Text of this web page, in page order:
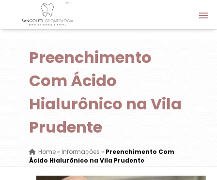
Preenchimento
Com Ácido
Hialurônico na Vila
Prudente
Home» Informações » Preenchimento Com
Ácido Hialurônico na Vila Prudente